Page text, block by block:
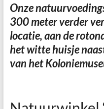
Onze
300 meter verder
locatie, aan de
het witte huisje
van het